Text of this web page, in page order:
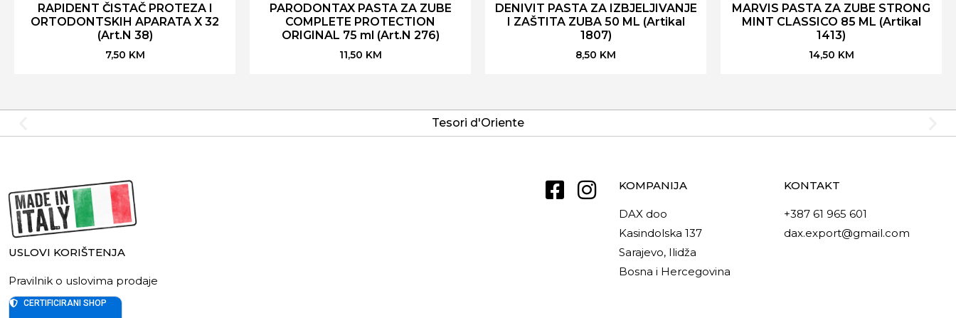
RAPIDENT ČISTAČ PROTEZA I
ORTODONTSKIH APARATA X 32
(Art.N 38)
7,50 KM
PARODONTAX PASTA ZA ZUBE
COMPLETE PROTECTION
ORIGINAL 75 ml (Art.N 276)
11,50 KM
DENIVIT PASTA ZA IZBJELJIVANJE
I ZAŠTITA ZUBA 50 ML (Artikal
1807)
8,50 KM
MARVIS PASTA ZA ZUBE STRONG
MINT CLASSICO 85 ML (Artikal
1413)
14,50 KM
Tesori d'Oriente
USLOVI KORIŠTENJA
Pravilnik o uslovima prodaje
KOMPANIJA
DAX doo
Kasindolska 137
Sarajevo, Ilidža
Bosna i Hercegovina
KONTAKT
+387 61 965 601
dax.export@gmail.com